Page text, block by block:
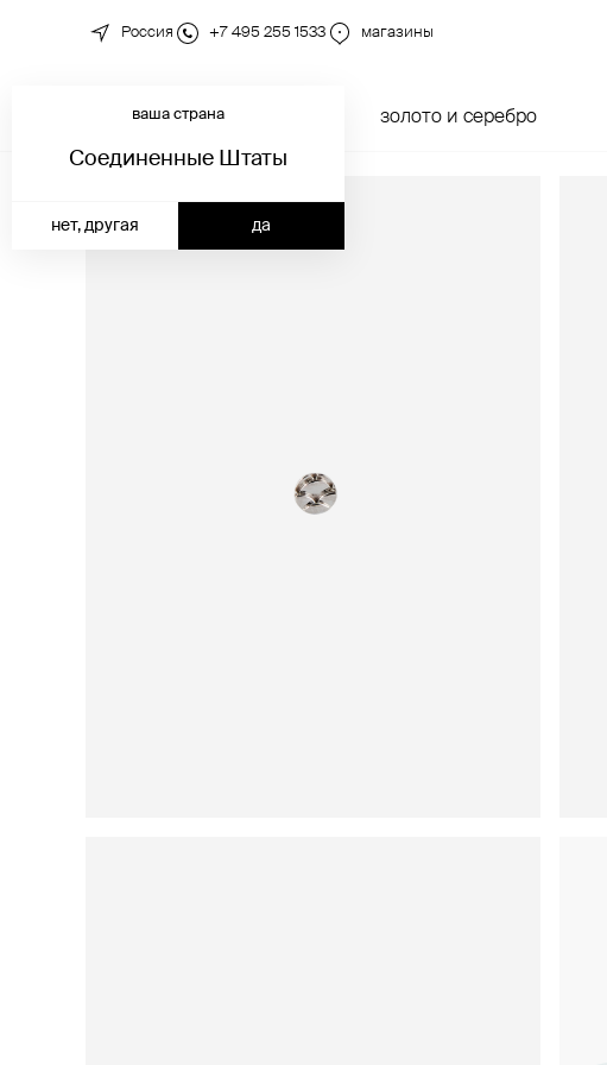
Россия +7 495 255 1533 магазины
новинки золото и серебро
ваша страна
Соединенные Штаты
да
нет, другая